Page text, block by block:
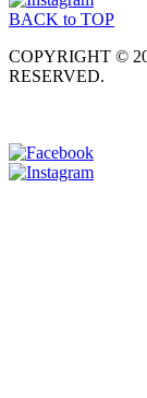
BACK to TOP
COPYRIGHT ©
RESERVED.